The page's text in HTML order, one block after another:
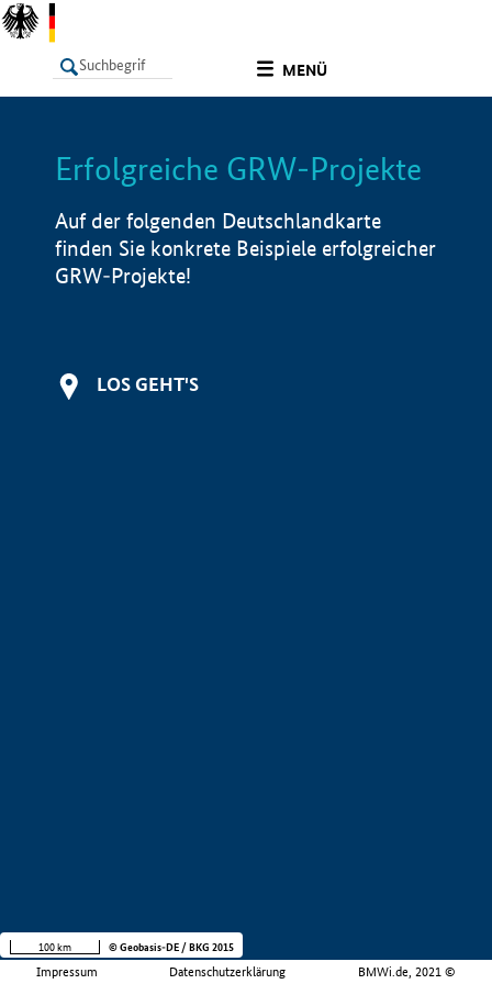
MENÜ
LISTE Info
Erfolgreiche GRW-Projekte
Auf der folgenden Deutschlandkarte
finden Sie konkrete Beispiele erfolgreicher
GRW-Projekte!
LOS GEHT'S
Impressum Datenschutzerklärung BMWi.de, 2021 ©
100 km © Geobasis-DE / BKG 2015